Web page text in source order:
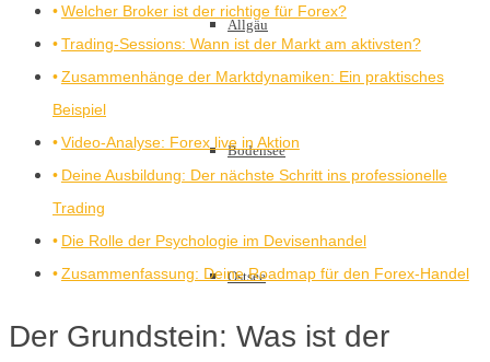
Allgäu
Bodensee
Ostsee
Welcher Broker ist der richtige für Forex?
Trading-Sessions: Wann ist der Markt am aktivsten?
Zusammenhänge der Marktdynamiken: Ein praktisches
Beispiel
Video-Analyse: Forex live in Aktion
Deine Ausbildung: Der nächste Schritt ins professionelle
Trading
Die Rolle der Psychologie im Devisenhandel
Zusammenfassung: Deine Roadmap für den Forex-Handel
Der Grundstein: Was ist der